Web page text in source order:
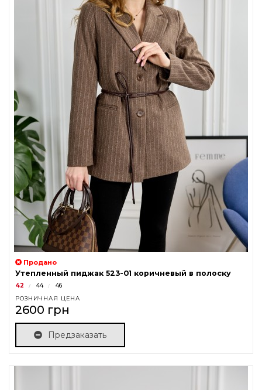
Продано
Утепленный пиджак 523-01 коричневый в полоску
42 44 46
РОЗНИЧНАЯ ЦЕНА
2600 грн
Предзаказать